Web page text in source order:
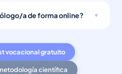
a de forma online?
vocacional gratuito
científica